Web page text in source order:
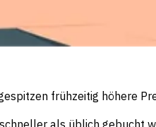
frühzeitig höhere
als üblich gebucht